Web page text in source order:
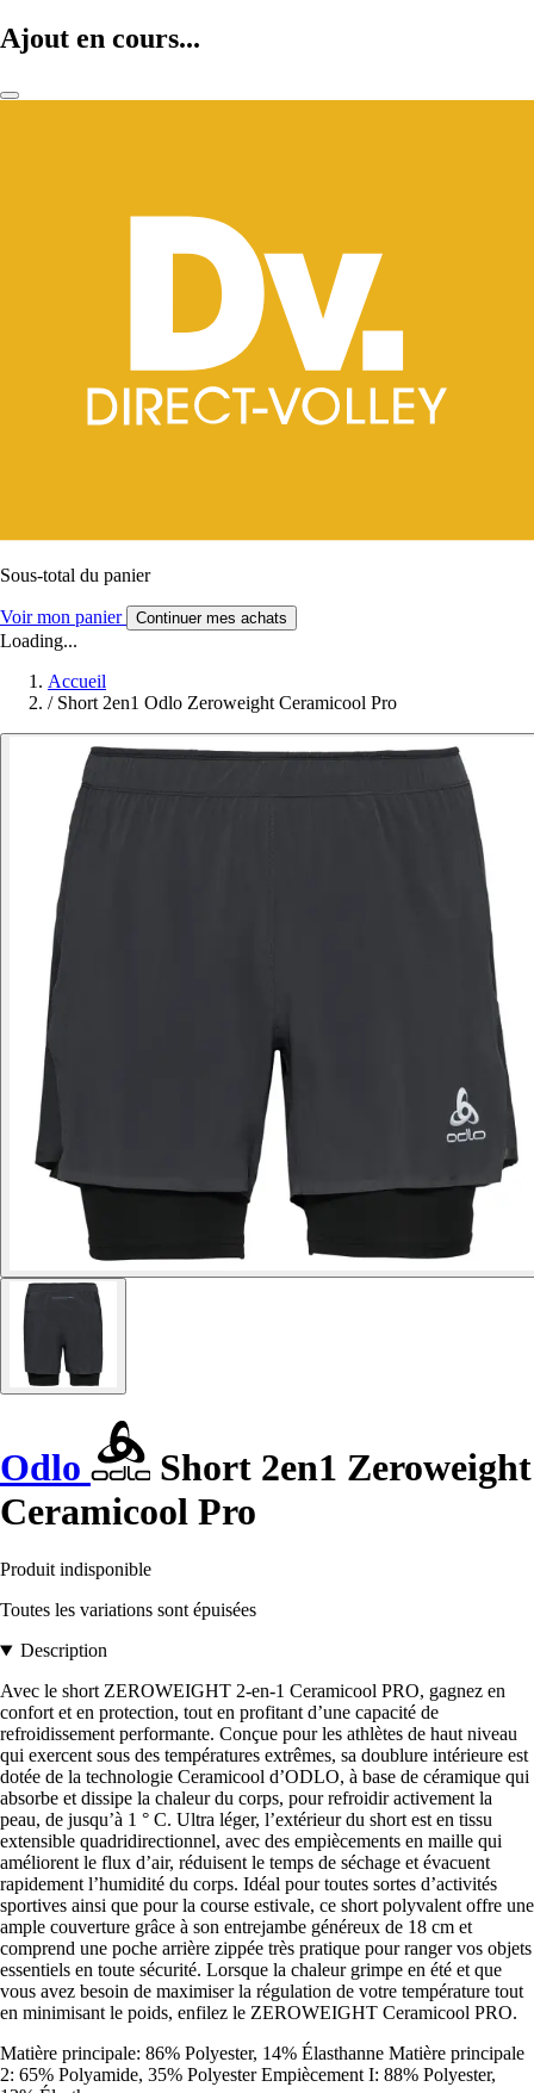
Ajout en cours...
Sous-total du panier
Voir mon panier Continuer mes achats
Loading...
Accueil
/ Short 2en1 Odlo Zeroweight Ceramicool Pro
Odlo
Short 2en1 Zeroweight
Ceramicool Pro
Produit indisponible
Toutes les variations sont épuisées
Description
Avec le short ZEROWEIGHT 2-en-1 Ceramicool PRO, gagnez en
confort et en protection, tout en profitant d’une capacité de
refroidissement performante. Conçue pour les athlètes de haut niveau
qui exercent sous des températures extrêmes, sa doublure intérieure est
dotée de la technologie Ceramicool d’ODLO, à base de céramique qui
absorbe et dissipe la chaleur du corps, pour refroidir activement la
peau, de jusqu’à 1 ° C. Ultra léger, l’extérieur du short est en tissu
extensible quadridirectionnel, avec des empiècements en maille qui
améliorent le flux d’air, réduisent le temps de séchage et évacuent
rapidement l’humidité du corps. Idéal pour toutes sortes d’activités
sportives ainsi que pour la course estivale, ce short polyvalent offre une
ample couverture grâce à son entrejambe généreux de 18 cm et
comprend une poche arrière zippée très pratique pour ranger vos objets
essentiels en toute sécurité. Lorsque la chaleur grimpe en été et que
vous avez besoin de maximiser la régulation de votre température tout
en minimisant le poids, enfilez le ZEROWEIGHT Ceramicool PRO.
Matière principale: 86% Polyester, 14% Élasthanne Matière principale
2: 65% Polyamide, 35% Polyester Empiècement I: 88% Polyester,